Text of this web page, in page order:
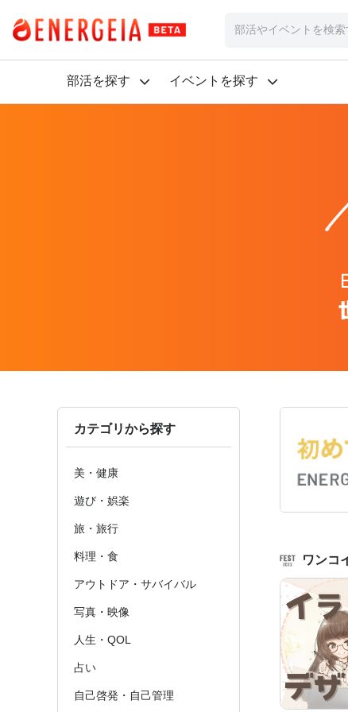
部活を探す イベントを探す
カテゴリから探す
美・健康
遊び・娯楽
旅・旅行
料理・食
アウトドア・サバイバル
写真・映像
人生・QOL
占い
自己啓発・自己管理
ワンコ